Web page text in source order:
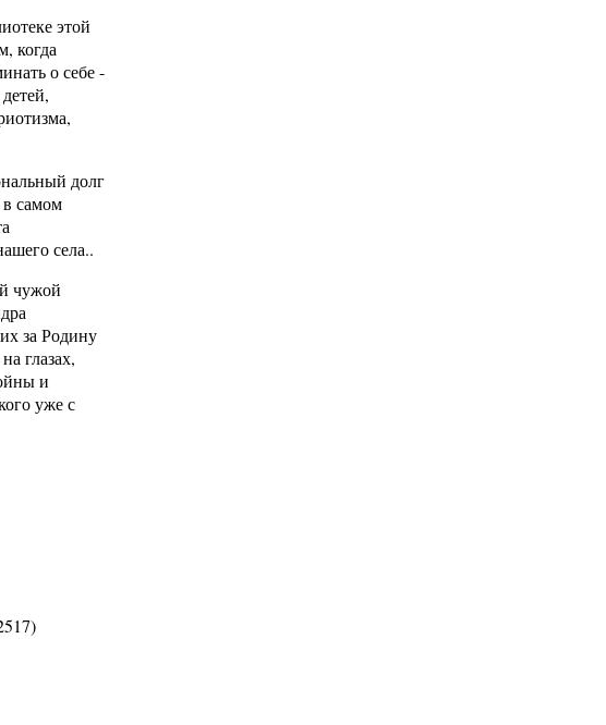
этой
когда
о себе -
долг
самом
села..
чужой
за Родину
глазах,
и
уже с
)